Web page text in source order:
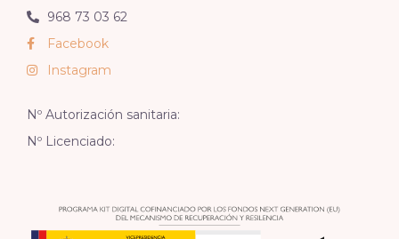
968 73 03 62
Facebook
Instagram
Nº Autorización sanitaria:
Nº Licenciado: